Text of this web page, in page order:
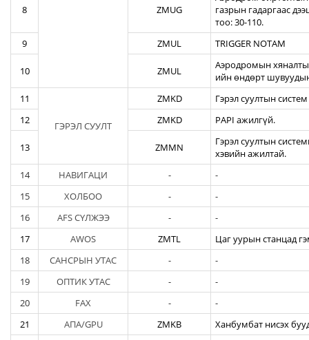
8 ZMUG
газрын гадаргаас
тоо: 30-110.
9
ZMUL TRIGGER NOTAM
10 ZMUL
Аэродромын
ийн өндөрт
11
ГЭРЭЛ СУУЛТ
ZMKD
Гэрэл суултын
12
ZMKD PAPI ажилгүй.
13 ZMMN
Гэрэл суултын
хэвийн ажилтай.
14
НАВИГАЦИ -
-
15
ХОЛБОО -
-
16
AFS СҮЛЖЭЭ -
-
17
AWOS ZMTL
Цаг уурын станцад
18
САНСРЫН УТАС -
-
19
ОПТИК УТАС -
-
20
FAX -
-
21
АПА/GPU ZMKB
Ханбумбат нисэх